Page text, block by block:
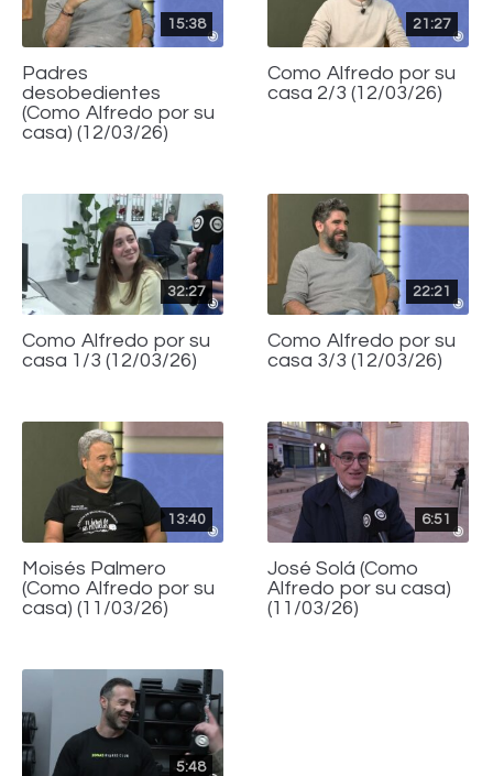
15:38
Padres
desobedientes
(Como Alfredo por su
casa) (12/03/26)
21:27
Como Alfredo por su
casa 2/3 (12/03/26)
32:27
Como Alfredo por su
casa 1/3 (12/03/26)
22:21
Como Alfredo por su
casa 3/3 (12/03/26)
13:40
Moisés Palmero
(Como Alfredo por su
casa) (11/03/26)
6:51
José Solá (Como
Alfredo por su casa)
(11/03/26)
5:48